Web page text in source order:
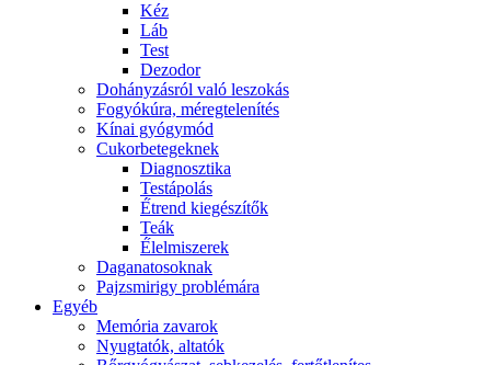
Kéz
Láb
Test
Dezodor
Dohányzásról való leszokás
Fogyókúra, méregtelenítés
Kínai gyógymód
Cukorbetegeknek
Diagnosztika
Testápolás
É́trend kiegészítők
Teák
É́lelmiszerek
Daganatosoknak
Pajzsmirigy problémára
Egyéb
Memória zavarok
Nyugtatók, altatók